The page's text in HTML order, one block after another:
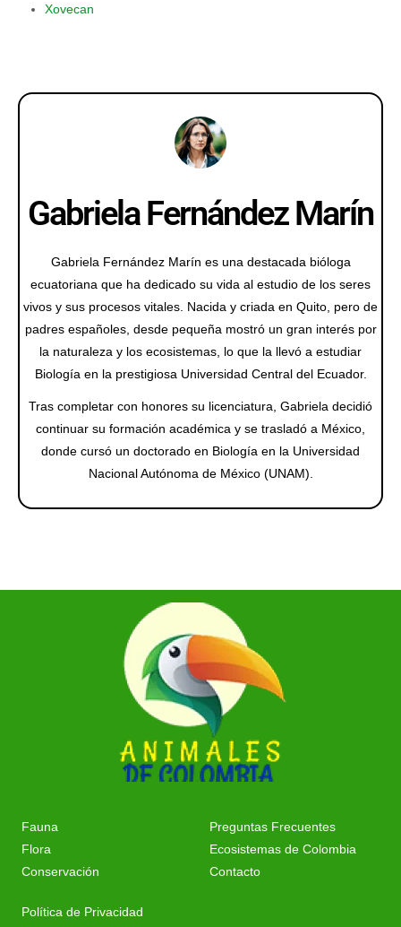
Xovecan
Gabriela Fernández Marín
Gabriela Fernández Marín es una destacada bióloga
ecuatoriana que ha dedicado su vida al estudio de los seres
vivos y sus procesos vitales. Nacida y criada en Quito, pero de
padres españoles, desde pequeña mostró un gran interés por
la naturaleza y los ecosistemas, lo que la llevó a estudiar
Biología en la prestigiosa Universidad Central del Ecuador.
Tras completar con honores su licenciatura, Gabriela decidió
continuar su formación académica y se trasladó a México,
donde cursó un doctorado en Biología en la Universidad
Nacional Autónoma de México (UNAM).
Fauna
Flora
Conservación
Preguntas Frecuentes
Ecosistemas de Colombia
Contacto
Política de Privacidad